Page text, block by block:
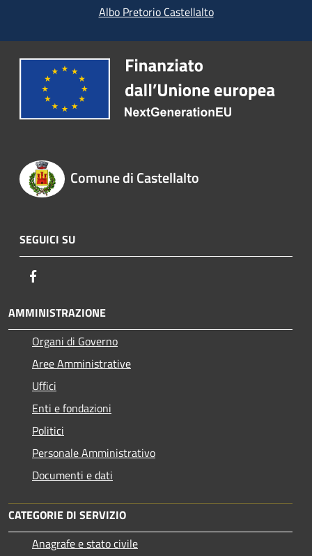
Albo Pretorio Castellalto
Comune di Castellalto
SEGUICI SU
AMMINISTRAZIONE
Organi di Governo
Aree Amministrative
Uffici
Enti e fondazioni
Politici
Personale Amministrativo
Documenti e dati
CATEGORIE DI SERVIZIO
Anagrafe e stato civile